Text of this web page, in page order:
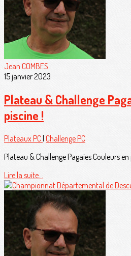
Jean COMBES
15 janvier 2023
Plateau & Challenge
piscine !
Plateaux PC| Challenge PC
Plateau & Challenge Pagaies Couleurs
Lire la suite...